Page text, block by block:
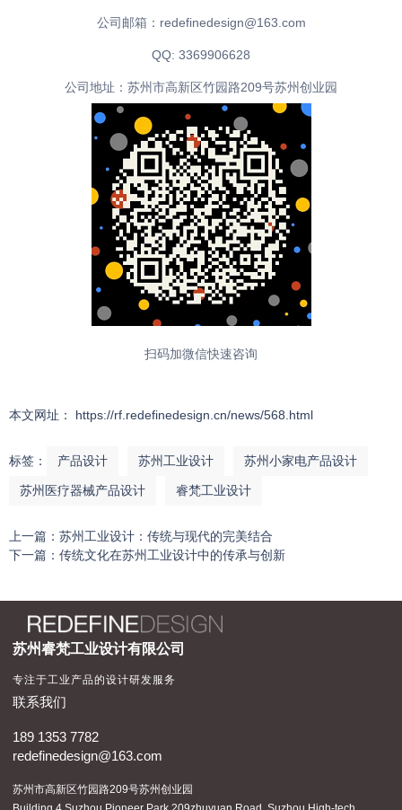
公司邮箱：redefinedesign@163.com
QQ: 3369906628
公司地址：苏州市高新区竹园路209号苏州创业园
扫码加微信快速咨询
本文网址： https://rf.redefinedesign.cn/news/568.html
标签： 产品设计 苏州工业设计 苏州小家电产品设计
苏州医疗器械产品设计 睿梵工业设计
上一篇： 苏州工业设计：传统与现代的完美结合
下一篇： 传统文化在苏州工业设计中的传承与创新
相关文章
什么是产品外观设计、产品外观设计的三大要点
产品外观设计
如何做好【系列化】产品设计？
苏州睿梵工业设计有限公司
专注于工业产品的设计研发服务
联系我们
189 1353 7782
redefinedesign@163.com
苏州市高新区竹园路209号苏州创业园